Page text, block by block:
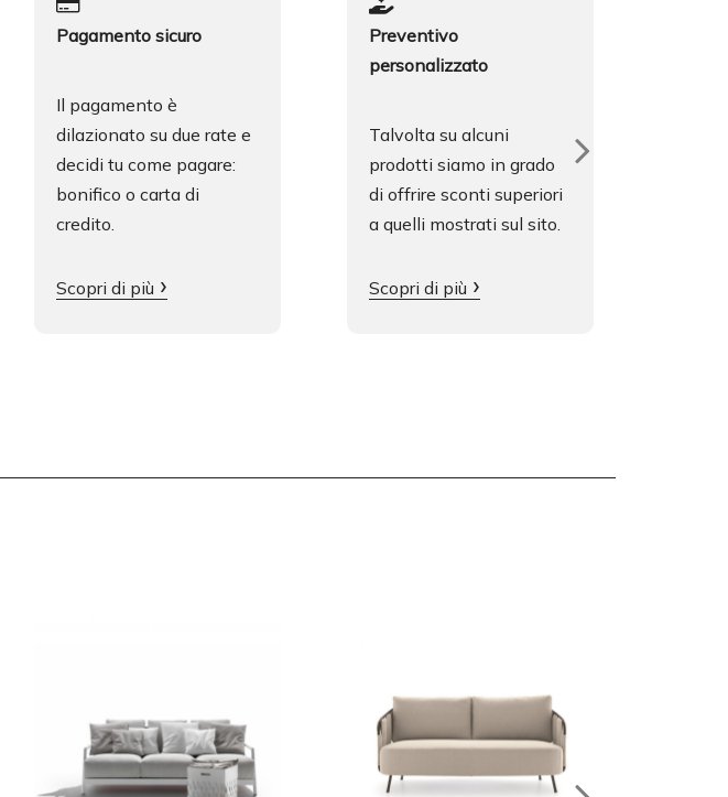
Pagamento sicuro
Il pagamento è
dilazionato su due rate e
decidi tu come pagare:
bonifico o carta di
credito.
Scopri di più
Preventivo
personalizzato
Talvolta su alcuni
prodotti siamo in grado
di offrire sconti superiori
a quelli mostrati sul sito.
Scopri di più